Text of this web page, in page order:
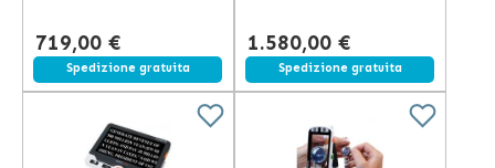
719,00 €
Spedizione gratuita
1.580,00 €
Spedizione gratuita